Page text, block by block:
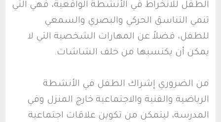
الطفل للانخراط في الأنشطة الواقعية، فهي التي
تنمي التناسق الحركي والبصري والسمعي
للطفل، فضلاً عن المهارات الشخصية التي لا
يمكن أن يكتسبها من خلف الشاشات.
من الضروري إشراك الطفل في الأنشطة
الرياضية والفنية والاجتماعية خارج المنزل وفي
المدرسة، ليتمكن من تكوين علاقات اجتماعية